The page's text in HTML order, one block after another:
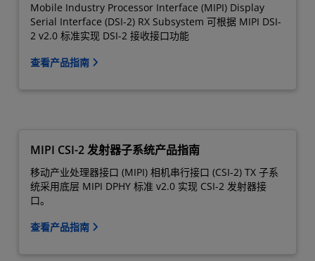
Mobile Industry Processor Interface (MIPI) Display
Serial Interface (DSI-2) RX Subsystem 可根据 MIPI DSI-
2 v2.0 标准实现 DSI-2 接收接口功能
查看产品指南
MIPI CSI-2 发射器子系统产品指南
移动产业处理器接口 (MIPI) 相机串行接口 (CSI-2) TX 子系
统采用底层 MIPI DPHY 标准 v2.0 实现 CSI-2 发射器接
口。
查看产品指南